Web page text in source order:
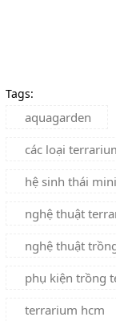
Tags:
aquagarden
các loại
hệ sinh thái
nghệ thuật
nghệ thuật
phụ kiện trồng
terrarium hcm